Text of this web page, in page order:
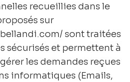
recueillies dans le
sur
sont traitées
sécurisés et permettent à
les demandes reçues
informatiques (Emails,